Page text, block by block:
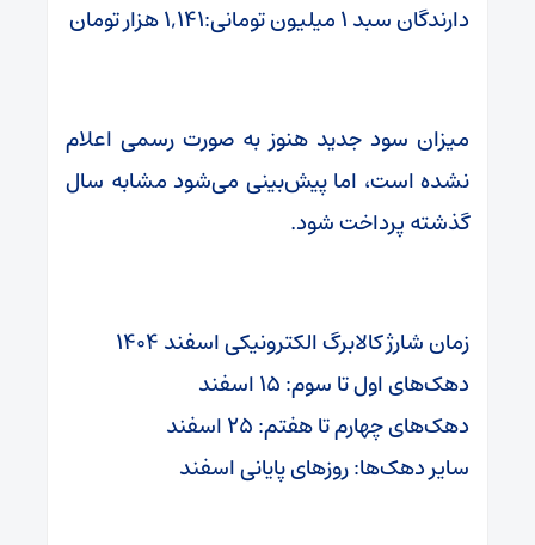
دارندگان سبد ۱ میلیون تومانی:۱,۱۴۱ هزار تومان
میزان سود جدید هنوز به صورت رسمی اعلام
نشده است، اما پیش‌بینی می‌شود مشابه سال
گذشته پرداخت شود.
زمان شارژ کالابرگ الکترونیکی اسفند ۱۴۰۴
دهک‌های اول تا سوم: ۱۵ اسفند
دهک‌های چهارم تا هفتم: ۲۵ اسفند
سایر دهک‌ها: روزهای پایانی اسفند